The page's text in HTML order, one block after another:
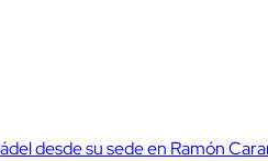
desde su sede en Ramón